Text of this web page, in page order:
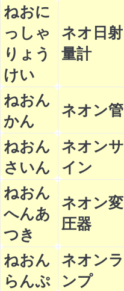
ねおに
っしゃ
りょう
けい
ネオ日射
量計
ねおん
かん
ネオン管
ねおん
さいん
ネオンサ
イン
ねおん
へんあ
つき
ネオン変
圧器
ねおん
らんぷ
ネオンラ
ンプ